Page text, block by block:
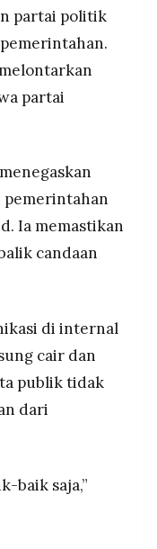
partai politik
partai
pemerintahan
Ia memastikan
candaan
di internal
cair dan
publik tidak
dari
baik saja,”